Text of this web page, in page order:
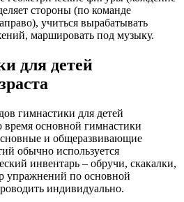
стороны (по команде
учиться вырабатывать
маршировать под музыку.
для детей
гимнастики для детей
время основной гимнастики
и общеразвивающие
обычно используется
инвентарь – обручи, скакалки,
упражнений по основной
индивидуально.